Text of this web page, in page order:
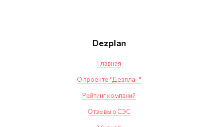
Dezplan
Главная
О проекте "Дезплан"
Рейтинг компаний
Отзывы о СЭС